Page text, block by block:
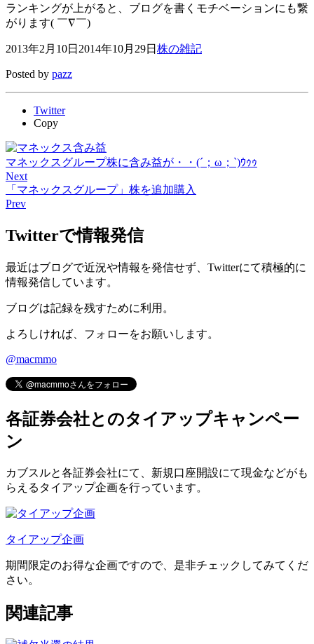
ランキングが上がると、ブログを書くモチベーションにも繋
がります( ￣∇￣)
2013年2月10日 2014年10月29日 株の雑記
Posted by pazz
Twitter
Copy
マネックスグループ株に含み益が・・(´；ω；`)ｳｩｩ
Next
「マネックスグループ」株を追加購入
Prev
Twitterで情報発信
最近はブログで近況や情報を発信せず、Twitterにて積極的に
情報発信しています。
ブログは記録を残すために利用。
よろしければ、フォローをお願いします。
@macmmo
各証券会社とのタイアップキャンペー
ン
カブスルと各証券会社にて、 新規口座開設にて現金などがも
らえるタイアップ企画を行っています。
タイアップ企画
期間限定のお得な企画ですので、是非チェックしてみてくだ
さい。
関連記事